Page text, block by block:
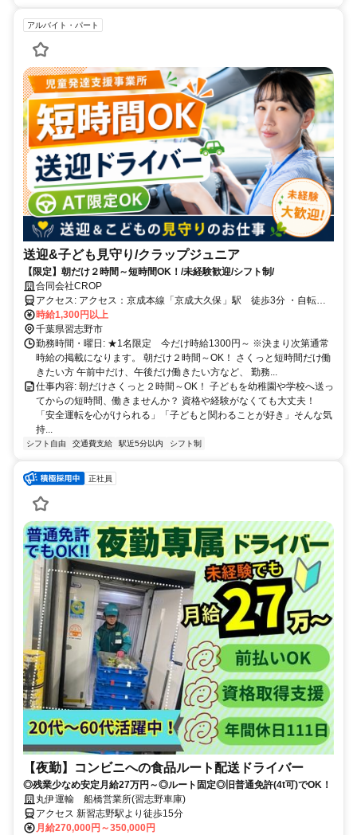
アルバイト・パート
送迎&子ども見守り/クラップジュニア
【限定】朝だけ２時間～短時間OK！/未経験歓迎/シフト制/
合同会社CROP
アクセス: アクセス：京成本線「京成大久保」駅 徒歩3分 ・自転車
通勤可
時給1,300円以上
千葉県習志野市
勤務時間・曜日: ★1名限定 今だけ時給1300円～ ※決まり次第通常
時給の掲載になります。 朝だけ２時間～OK！ さくっと短時間だけ働
きたい方 午前中だけ、午後だけ働きたい方など、 勤務...
仕事内容: 朝だけさくっと２時間～OK！ 子どもを幼稚園や学校へ送っ
てからの短時間、働きませんか？ 資格や経験がなくても大丈夫！
「安全運転を心がけられる」「子どもと関わることが好き」そんな気
持...
シフト自由 交通費支給 駅近5分以内 シフト制
正社員
【夜勤】コンビニへの食品ルート配送ドライバー
◎残業少なめ安定月給27万円～◎ルート固定◎旧普通免許(4t可)でOK！
丸伊運輸 船橋営業所(習志野車庫)
アクセス 新習志野駅より徒歩15分
月給270,000円～350,000円